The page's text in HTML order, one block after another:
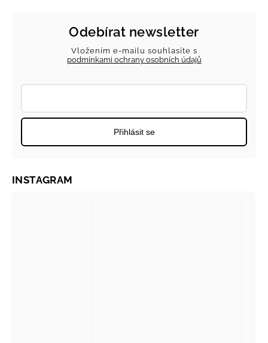
Odebírat newsletter
Vložením e-mailu souhlasíte s
podmínkami ochrany osobních údajů
Přihlásit se
INSTAGRAM